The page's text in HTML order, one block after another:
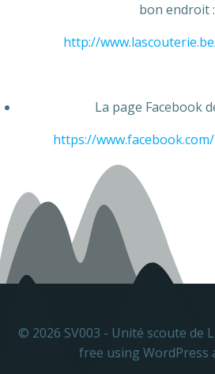
bon endroit :
http://
La page Facebook
https://
© 2026 SV003 - Unité scoute de
free using WordPress